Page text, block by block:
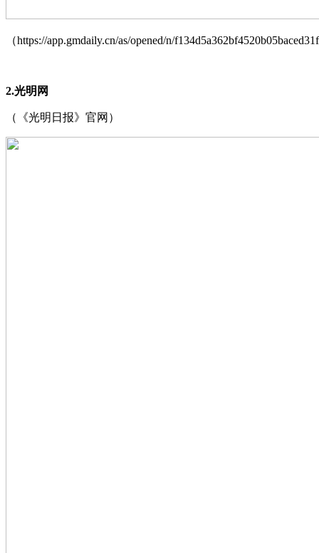
（https://app.gmdaily.cn/as/opened/n/
2.光明网
（《光明日报》官网）